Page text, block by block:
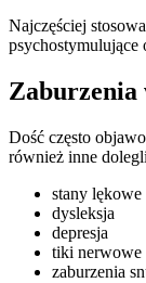
Najczęściej
psychostymulujące
Zaburzenia
Dość często
również inne
stany lękowe
dysleksja
depresja
tiki nerwowe
zaburzenia